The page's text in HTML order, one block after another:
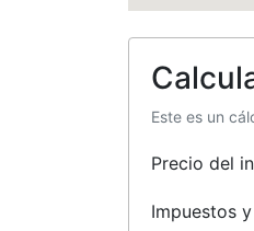
Este es un
Precio del
Impuestos